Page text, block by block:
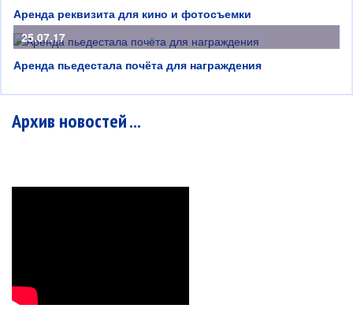
Аренда реквизита для кино и фотосъемки
25.07.17
Аренда пьедестала почёта для награждения
Архив новостей ...